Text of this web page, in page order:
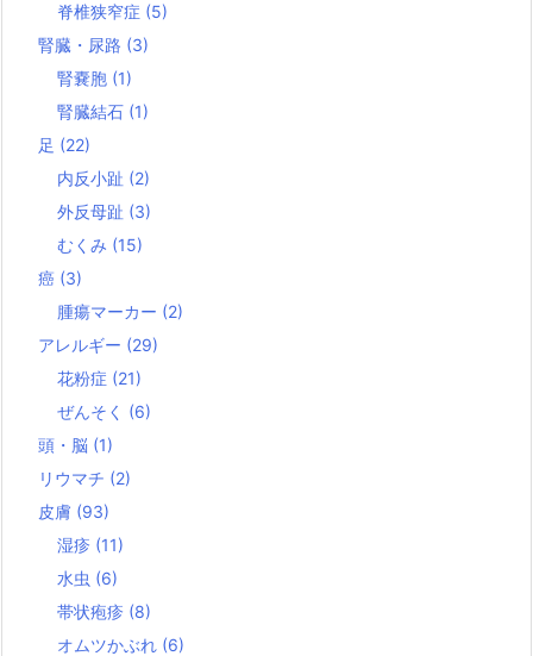
脊椎狭窄症 (5)
腎臓・尿路 (3)
腎嚢胞 (1)
腎臓結石 (1)
足 (22)
内反小趾 (2)
外反母趾 (3)
むくみ (15)
癌 (3)
腫瘍マーカー (2)
アレルギー (29)
花粉症 (21)
ぜんそく (6)
頭・脳 (1)
リウマチ (2)
皮膚 (93)
湿疹 (11)
水虫 (6)
帯状疱疹 (8)
オムツかぶれ (6)